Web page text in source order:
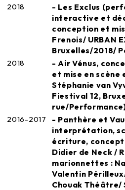
2018
- Les Exclus
interactive et
conception et
Frenois/ URBAN
Bruxelles/2018/
2018
- Air Vénus,
et mise en scène
Stéphanie van
Fiestival 12,
rue/
2016-2017
- Panthère et
interprétation,
écriture,
Didier de Neck /
marionnettes :
Valentin
Chouak Théâtre/